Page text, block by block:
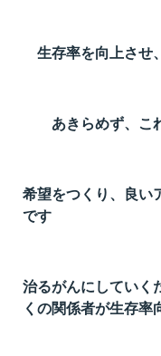
生存率を向上させ
あきらめず、こ
希望をつくり、良い
です
治るがんにしていく
くの関係者が生存率